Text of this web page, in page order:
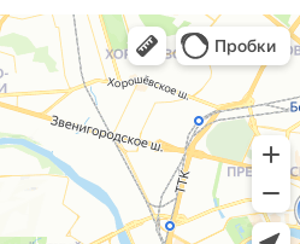
любой удобный
Telegram